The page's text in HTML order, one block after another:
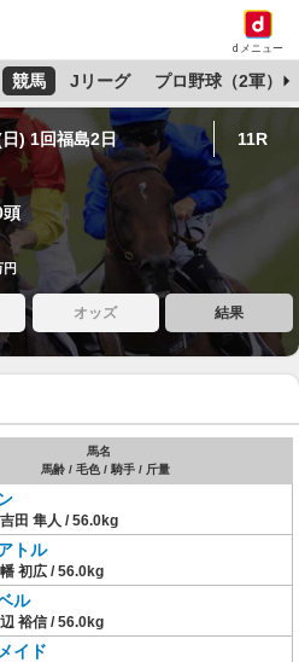
dメニュー
競馬 Jリーグ プロ野球（2軍）
) 1回福島2日 11R
オッズ 結果
馬名
馬齢 / 毛色 / 騎手 / 斤量
田 隼人 / 56.0kg
トル
初広 / 56.0kg
ル
裕信 / 56.0kg
イド